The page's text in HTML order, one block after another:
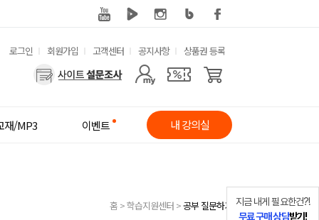
유
메
뉴
로그인 회원가입 고객센터 공지사항 상품권 등록
사
메
재/MP3 이벤트 내 강의실
홈 >학습지원센터 >공부 질문하기
지금 내게 필요한건?!
무료 구매 상담받기!